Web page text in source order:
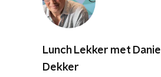
Lunch Lekker met Daniel
Dekker